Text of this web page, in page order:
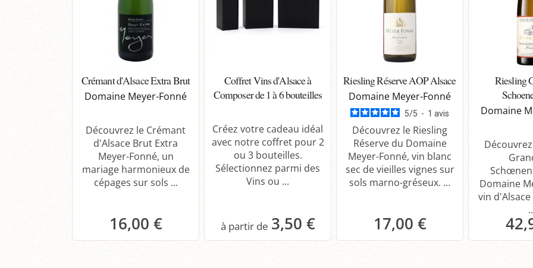
Crémant d'Alsace Extra Brut
Domaine Meyer-Fonné
Découvrez le Crémant
d'Alsace Brut Extra
Meyer-Fonné, un
mariage harmonieux de
cépages sur sols ...
16,00 €
Coffret Vins d'Alsace à
Composer de 1 à 6 bouteilles
Créez votre cadeau idéal
avec notre coffret pour 2
ou 3 bouteilles.
Sélectionnez parmi des
Vins ou ...
3,50 €
Riesling Réserve AOP Alsace
Domaine Meyer-Fonné
5/5 - 1 avis
Découvrez le Riesling
Réserve du Domaine
Meyer-Fonné, vin blanc
sec de vieilles vignes sur
sols marno-gréseux. ...
17,00 €
Riesling
Domaine
Domaine
vin